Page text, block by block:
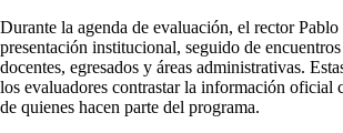
Durante la agenda de evaluación, el rector
presentación institucional, seguido de
docentes, egresados y áreas administrativas.
los evaluadores contrastar la información oficial
de quienes hacen parte del programa.